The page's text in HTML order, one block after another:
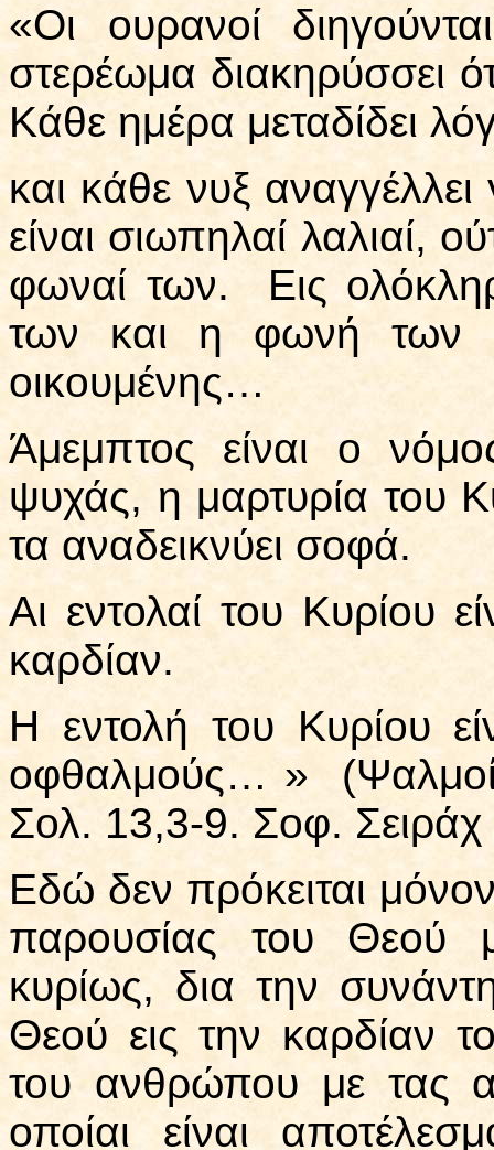
«Οι ουρανοί
στερέωμα διακηρύσσει
Κάθε ημέρα μεταδίδει
και κάθε νυξ
είναι σιωπηλαί λαλιαί,
φωναί των. Εις
των και η φωνή των
οικουμένης…
Άμεμπτος είναι ο
ψυχάς, η μαρτυρία του
τα αναδεικνύει σοφά.
Αι εντολαί του Κυρίου
καρδίαν.
Η εντολή του Κυρίου
οφθαλμούς… »
Σολ. 13,3-9. Σοφ.
Εδώ δεν πρόκειται
παρουσίας του Θεού
κυρίως, δια την
Θεού εις την καρδίαν
του ανθρώπου με τας
οποίαι είναι